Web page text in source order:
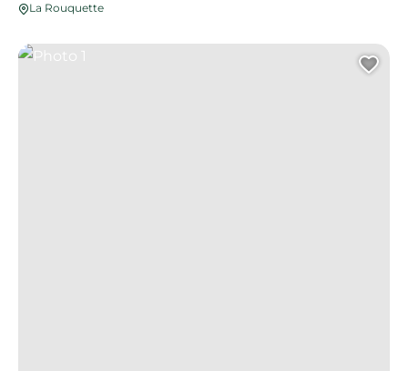
La Rouquette
Photo 1